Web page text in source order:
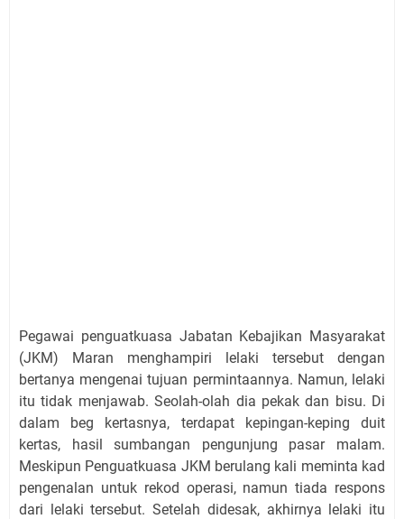
Pegawai penguatkuasa Jabatan Kebajikan Masyarakat
(JKM) Maran menghampiri lelaki tersebut dengan
bertanya mengenai tujuan permintaannya. Namun, lelaki
itu tidak menjawab. Seolah-olah dia pekak dan bisu. Di
dalam beg kertasnya, terdapat kepingan-keping duit
kertas, hasil sumbangan pengunjung pasar malam.
Meskipun Penguatkuasa JKM berulang kali meminta kad
pengenalan untuk rekod operasi, namun tiada respons
dari lelaki tersebut. Setelah didesak, akhirnya lelaki itu